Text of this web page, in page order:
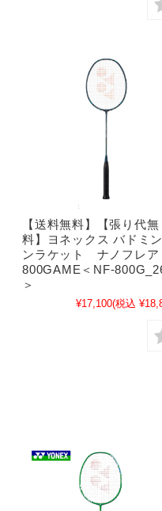
【送料無料】【張り代無
料】ヨネックス バドミ
ンラケット ナノフレア
800GAME＜NF-
＞
¥17,100(税込